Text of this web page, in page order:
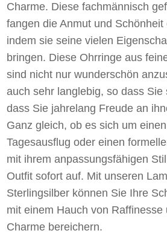
Charme. Diese fachmännisch
fangen die Anmut und
indem sie seine vielen
bringen. Diese Ohrringe aus
sind nicht nur wunderschön
auch sehr langlebig, so dass Sie
dass Sie jahrelang Freude an
Ganz gleich, ob es sich um
Tagesausflug oder einen
mit ihrem anpassungsfähigen
Outfit sofort auf. Mit unseren
Sterlingsilber können Sie Ihre
mit einem Hauch von Raffinesse
Charme bereichern.